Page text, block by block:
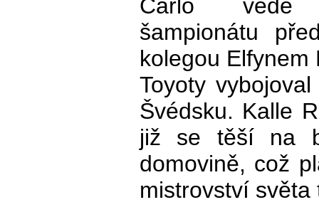
Carlo vede
šampionátu
kolegou Elfynem
Toyoty
Švédsku. Kalle
již se těší na
domovině, což
mistrovství